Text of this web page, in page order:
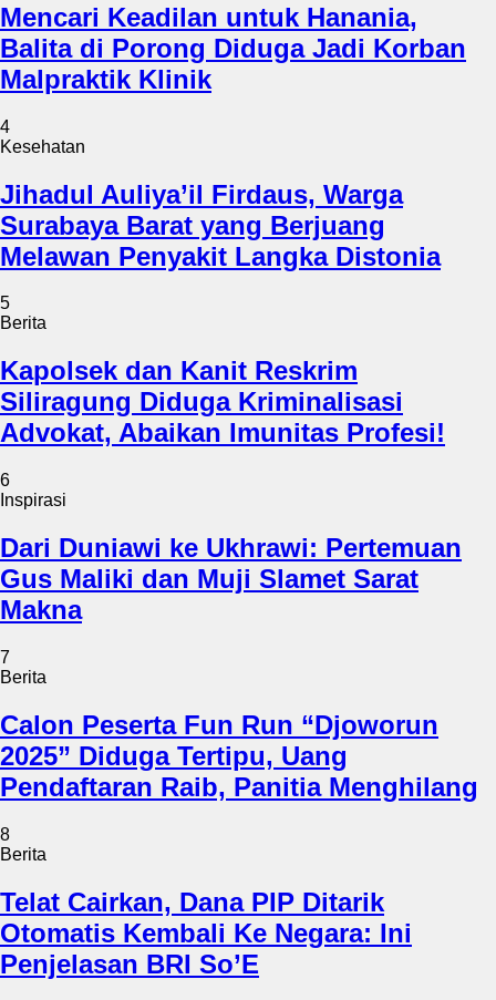
Mencari Keadilan untuk Hanania,
Balita di Porong Diduga Jadi Korban
Malpraktik Klinik
4
Kesehatan
Jihadul Auliya’il Firdaus, Warga
Surabaya Barat yang Berjuang
Melawan Penyakit Langka Distonia
5
Berita
Kapolsek dan Kanit Reskrim
Siliragung Diduga Kriminalisasi
Advokat, Abaikan Imunitas Profesi!
6
Inspirasi
Dari Duniawi ke Ukhrawi: Pertemuan
Gus Maliki dan Muji Slamet Sarat
Makna
7
Berita
Calon Peserta Fun Run “Djoworun
2025” Diduga Tertipu, Uang
Pendaftaran Raib, Panitia Menghilang
8
Berita
Telat Cairkan, Dana PIP Ditarik
Otomatis Kembali Ke Negara: Ini
Penjelasan BRI So’E